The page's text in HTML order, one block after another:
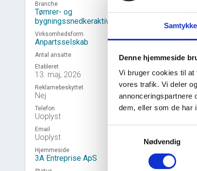
Samtykke
Denne hjemmeside
Vi bruger cookies til
vores trafik. Vi deler
annonceringspartnere
dem, eller som de har
Nødvendig
Branche
Tømrer- og
bygningssnedkeraktiviteter
Virksomhedsform
Anpartsselskab
Antal ansatte
Etableret
13. maj, 2026
Reklamebeskyttet
Nej
Telefon
Uoplyst
Email
Uoplyst
Hjemmeside
3A Entreprise ApS
event_note